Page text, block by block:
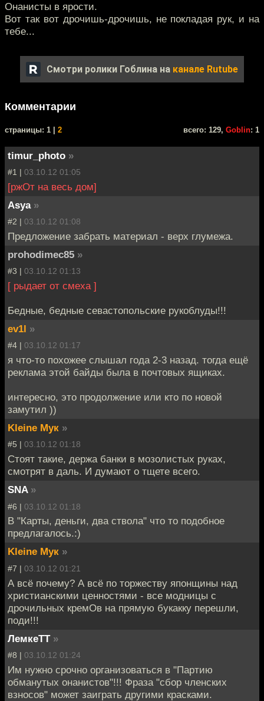
Онанисты в ярости.
Вот так вот дрочишь-дрочишь, не покладая рук, и на
тебе...
Смотри ролики Гоблина на канале Rutube
Комментарии
cтраницы: 1 | 2 всего: 129, Goblin: 1
timur_photo »
#1 | 03.10.12 01:05
[ржОт на весь дом]
Asya »
#2 | 03.10.12 01:08
Предложение забрать материал - верх глумежа.
prohodimec85 »
#3 | 03.10.12 01:13
[ рыдает от смеха ]
Бедные, бедные севастопольские рукоблуды!!!
ev1l »
#4 | 03.10.12 01:17
я что-то похожее слышал года 2-3 назад. тогда ещё
реклама этой байды была в почтовых ящиках.
интересно, это продолжение или кто по новой
замутил ))
Kleine Мук »
#5 | 03.10.12 01:18
Стоят такие, держа банки в мозолистых руках,
смотрят в даль. И думают о тщете всего.
SNA »
#6 | 03.10.12 01:18
В "Карты, деньги, два ствола" что то подобное
предлагалось.:)
Kleine Мук »
#7 | 03.10.12 01:21
А всё почему? А всё по торжеству японщины над
христианскими ценностями - все модницы с
дрочильных кремОв на прямую букакку перешли,
поди!!!
ЛемкеТТ »
#8 | 03.10.12 01:24
Им нужно срочно организоваться в "Партию
обманутых онанистов"!!! Фраза "сбор членских
взносов" может заиграть другими красками.